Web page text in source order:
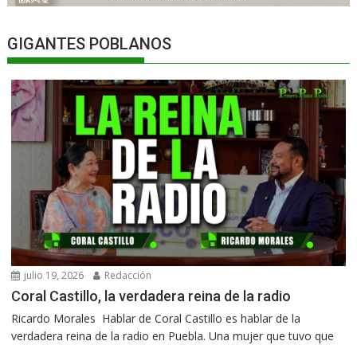
GIGANTES POBLANOS
julio 19, 2026 Redacción
Coral Castillo, la verdadera reina de la radio
Ricardo Morales Hablar de Coral Castillo es hablar de la
verdadera reina de la radio en Puebla. Una mujer que tuvo que